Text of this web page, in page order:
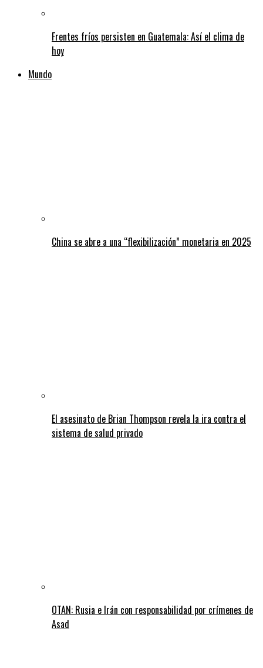
Frentes fríos persisten en Guatemala: Así el clima de
hoy
Mundo
China se abre a una “flexibilización” monetaria en 2025
El asesinato de Brian Thompson revela la ira contra el
sistema de salud privado
OTAN: Rusia e Irán con responsabilidad por crímenes de
Asad